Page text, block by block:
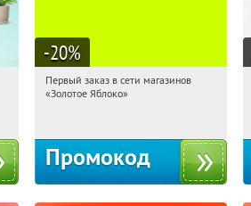
-20%
11:51:37
Получи первым!
Первый заказ в сети магазинов
«Золотое Яблоко»
Промокод